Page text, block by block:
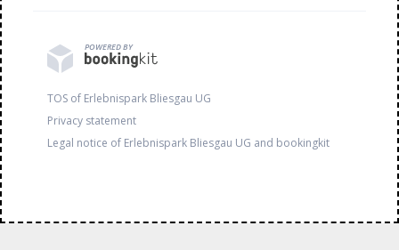
POWERED BY
TOS of Erlebnispark Bliesgau UG
Privacy statement
Legal notice of Erlebnispark Bliesgau UG and bookingkit